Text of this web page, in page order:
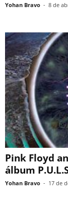
Yohan Bravo - 8 de
Pink Floyd
álbum
Yohan Bravo - 17 de